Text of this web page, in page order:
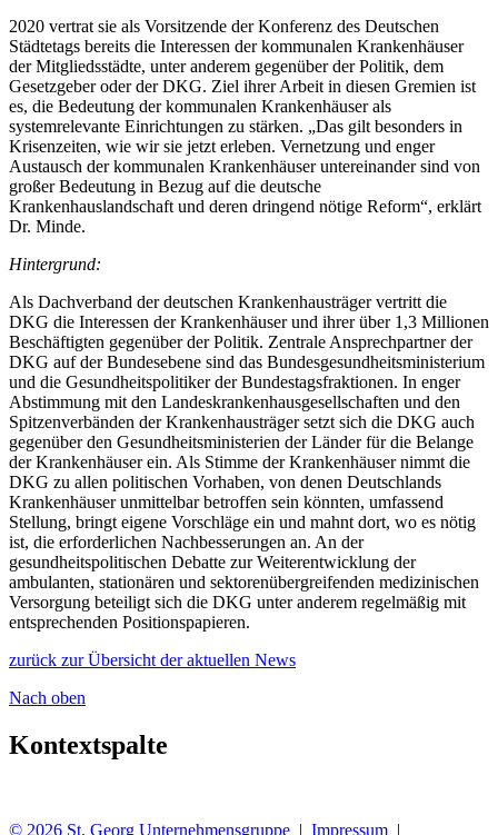
2020 vertrat sie als Vorsitzende der Konferenz des Deutschen
Städtetags bereits die Interessen der kommunalen Krankenhäuser
der Mitgliedsstädte, unter anderem gegenüber der Politik, dem
Gesetzgeber oder der DKG. Ziel ihrer Arbeit in diesen Gremien ist
es, die Bedeutung der kommunalen Krankenhäuser als
systemrelevante Einrichtungen zu stärken. „Das gilt besonders in
Krisenzeiten, wie wir sie jetzt erleben. Vernetzung und enger
Austausch der kommunalen Krankenhäuser untereinander sind von
großer Bedeutung in Bezug auf die deutsche
Krankenhauslandschaft und deren dringend nötige Reform“, erklärt
Dr. Minde.
Hintergrund:
Als Dachverband der deutschen Krankenhausträger vertritt die
DKG die Interessen der Krankenhäuser und ihrer über 1,3 Millionen
Beschäftigten gegenüber der Politik. Zentrale Ansprechpartner der
DKG auf der Bundesebene sind das Bundesgesundheitsministerium
und die Gesundheitspolitiker der Bundestagsfraktionen. In enger
Abstimmung mit den Landeskrankenhausgesellschaften und den
Spitzenverbänden der Krankenhausträger setzt sich die DKG auch
gegenüber den Gesundheitsministerien der Länder für die Belange
der Krankenhäuser ein. Als Stimme der Krankenhäuser nimmt die
DKG zu allen politischen Vorhaben, von denen Deutschlands
Krankenhäuser unmittelbar betroffen sein könnten, umfassend
Stellung, bringt eigene Vorschläge ein und mahnt dort, wo es nötig
ist, die erforderlichen Nachbesserungen an. An der
gesundheitspolitischen Debatte zur Weiterentwicklung der
ambulanten, stationären und sektorenübergreifenden medizinischen
Versorgung beteiligt sich die DKG unter anderem regelmäßig mit
entsprechenden Positionspapieren.
zurück zur Übersicht der aktuellen News
Nach oben
Kontextspalte
© 2026 St. Georg Unternehmensgruppe | Impressum |